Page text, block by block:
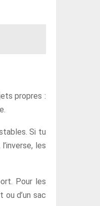
propres :
Si tu
les
Pour les
d’un sac